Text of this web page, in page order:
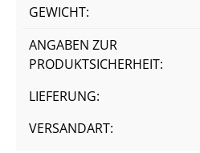
GEWICHT:
ANGABEN ZUR
PRODUKTSICHERHEIT:
LIEFERUNG:
VERSANDART: